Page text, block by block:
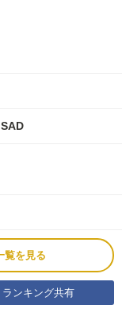
覧を見る
ランキング共有